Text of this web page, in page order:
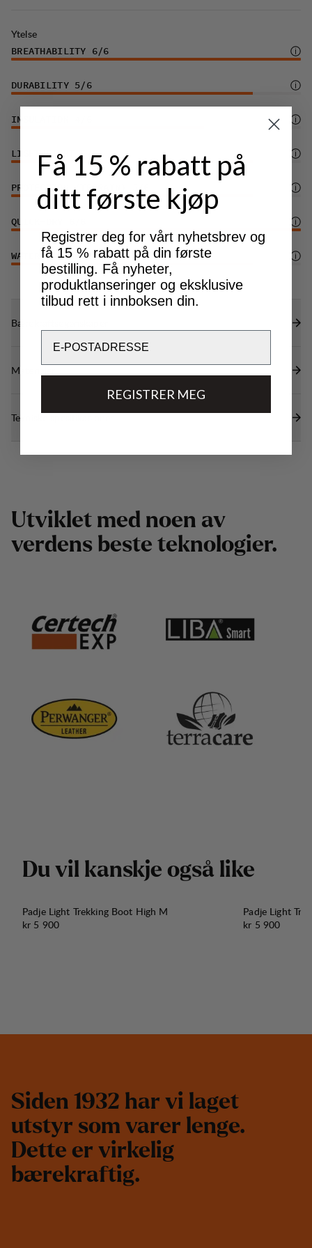
Kjøpet inkluderer kængengaranti.
Produsert i Portugal.
Ytelse
BREATHABILITY 6/6
DURABILITY 5/6
INSULATION
LIGHTWEIGHT 5 /6
PROTECTION (TERRAIN) /6
QUICK-DRY
WATER PROTECTION 5/6
Bærekraftsegenskaper
Materialer
Tekniske spesifikasjoner
Utviklet med noen av
verdens beste teknologier.
Du vil kanskje også like
Padje Light Trekking Boot High M
Pris:
kr 5 900
Padje Light
Pris:
kr 5 900
Siden 1932 har vi laget
utstyr som varer lenge.
Dette er virkelig
bærekraftig.
Få 15 % rabatt på
ditt første kjøp
Registrer deg for vårt nyhetsbrev og
få 15 % rabatt på din første
bestilling. Få nyheter,
produktlanseringer og eksklusive
tilbud rett i innboksen din.
REGISTRER MEG